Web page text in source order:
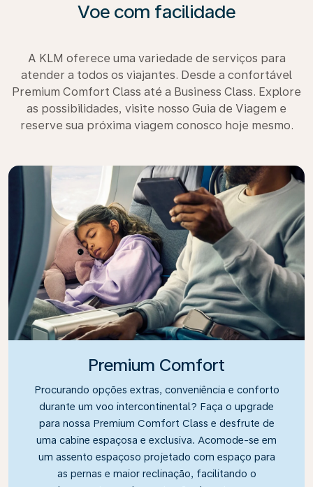
Voe com facilidade
A KLM oferece uma variedade de serviços para
atender a todos os viajantes. Desde a confortável
Premium Comfort Class até a Business Class. Explore
as possibilidades, visite nosso Guia de Viagem e
reserve sua próxima viagem conosco hoje mesmo.
Premium Comfort
Procurando opções extras, conveniência e conforto
durante um voo intercontinental? Faça o upgrade
para nossa Premium Comfort Class e desfrute de
uma cabine espaçosa e exclusiva. Acomode-se em
um assento espaçoso projetado com espaço para
as pernas e maior reclinação, facilitando o